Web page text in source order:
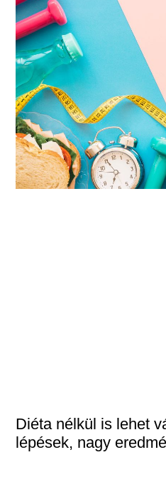
Diéta nélkül is lehet
lépések, nagy